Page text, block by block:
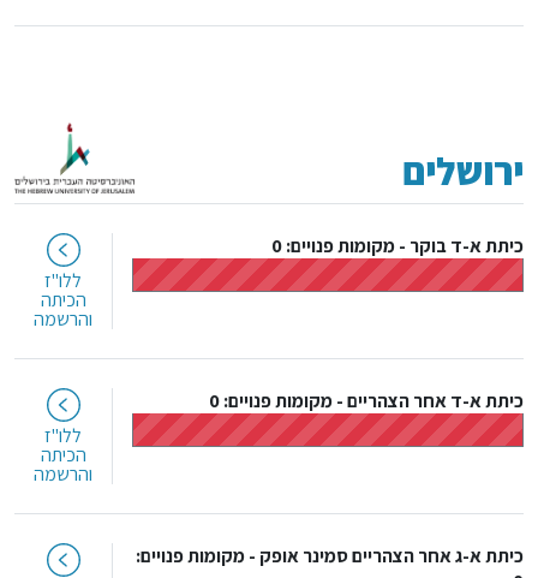
ירושלים
כיתת א-ד בוקר -מקומות פנויים: 0
ללו"ז
הכיתה
והרשמה
כיתת א-ד אחר הצהריים-מקומות פנויים: 0
ללו"ז
הכיתה
והרשמה
כיתת א-ג אחר הצהריים סמינר אופק -מקומות פנויים: